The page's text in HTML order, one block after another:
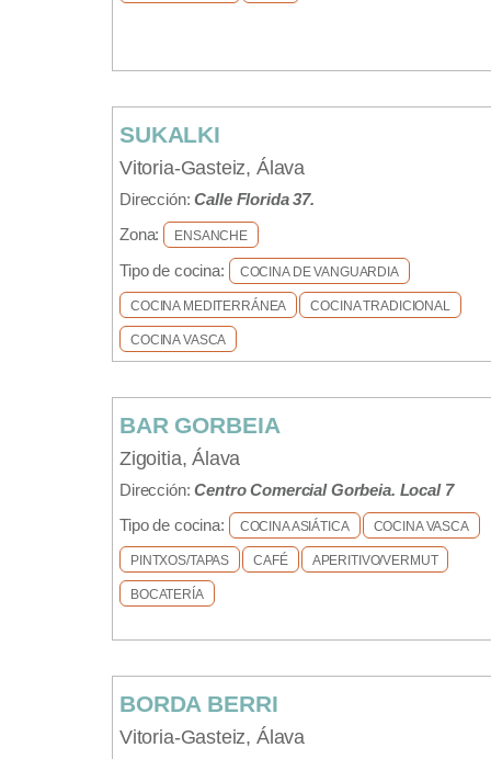
SUKALKI
Vitoria-Gasteiz, Álava
Dirección:Calle Florida 37.
Zona:
ENSANCHE
Tipo de cocina: COCINA DE VANGUARDIA
COCINA MEDITERRÁNEA COCINA TRADICIONAL
COCINA VASCA
BAR GORBEIA
Zigoitia, Álava
Dirección:Centro Comercial Gorbeia. Local 7
Tipo de cocina:
COCINA ASIÁTICA COCINA VASCA
PINTXOS/TAPAS CAFÉ APERITIVO/VERMUT
BOCATERÍA
BORDA BERRI
Vitoria-Gasteiz, Álava